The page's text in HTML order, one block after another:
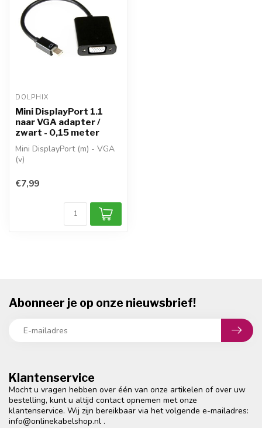
DOLPHIX
Mini DisplayPort 1.1
naar VGA adapter /
zwart - 0,15 meter
Mini DisplayPort (m) - VGA
(v)
VGA
DisplayPort 1.1
€7,99
Klantenservice
Mocht u vragen hebben over één van onze artikelen of over uw
bestelling, kunt u altijd contact opnemen met onze
klantenservice. Wij zijn bereikbaar via het volgende e-mailadres:
info@onlinekabelshop.nl .
Abonneer je op onze nieuwsbrief!